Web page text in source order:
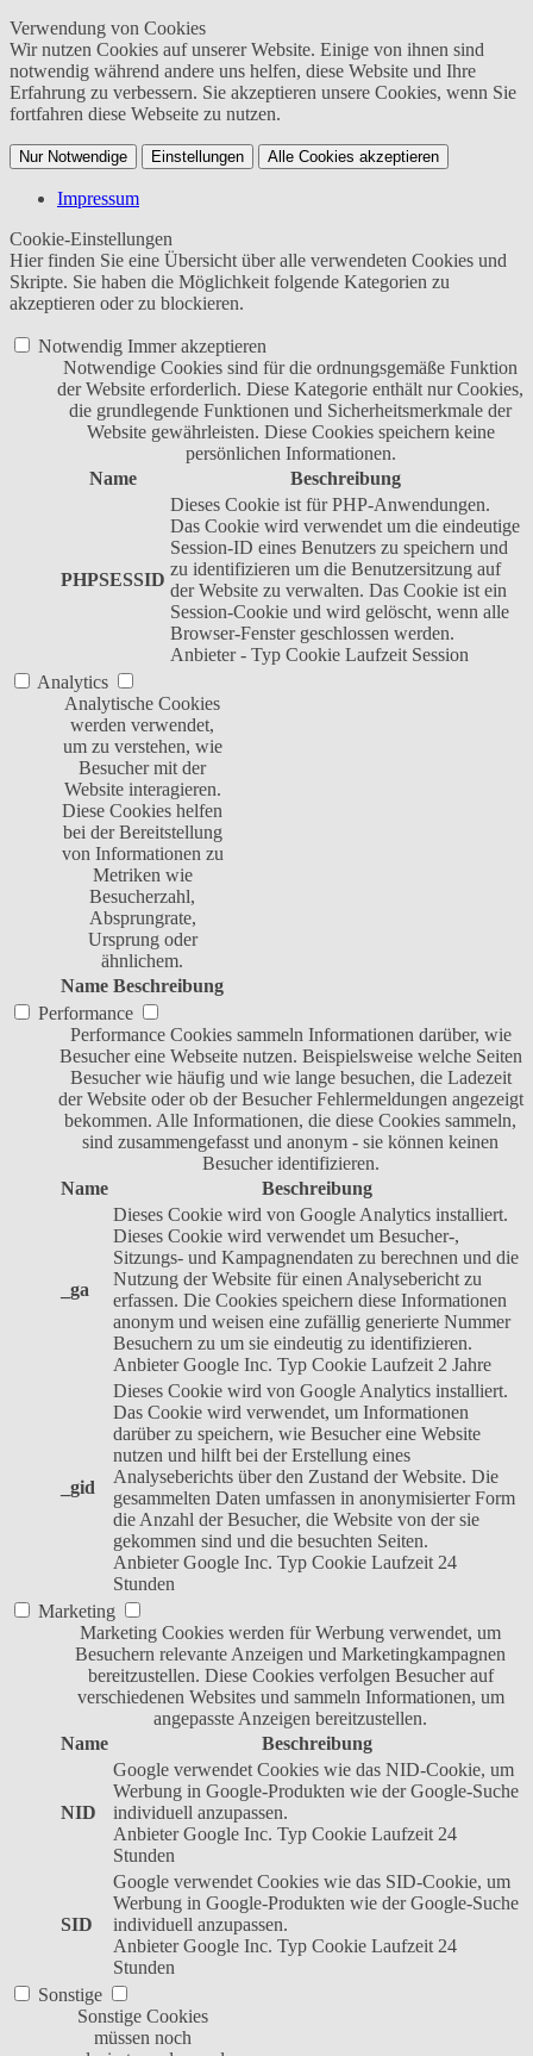
Verwendung von Cookies
Wir nutzen Cookies auf unserer Website. Einige von ihnen sind
notwendig während andere uns helfen, diese Website und Ihre
Erfahrung zu verbessern. Sie akzeptieren unsere Cookies, wenn Sie
fortfahren diese Webseite zu nutzen.
Nur Notwendige Einstellungen Alle Cookies akzeptieren
Impressum
Cookie-Einstellungen
Hier finden Sie eine Übersicht über alle verwendeten Cookies und
Skripte. Sie haben die Möglichkeit folgende Kategorien zu
akzeptieren oder zu blockieren.
Notwendig Immer akzeptieren
Notwendige Cookies sind für die ordnungsgemäße Funktion
der Website erforderlich. Diese Kategorie enthält nur Cookies,
die grundlegende Funktionen und Sicherheitsmerkmale der
Website gewährleisten. Diese Cookies speichern keine
persönlichen Informationen.
Name
Beschreibung
PHPSESSID
Dieses Cookie ist für PHP-Anwendungen.
Das Cookie wird verwendet um die eindeutige
Session-ID eines Benutzers zu speichern und
zu identifizieren um die Benutzersitzung auf
der Website zu verwalten. Das Cookie ist ein
Session-Cookie und wird gelöscht, wenn alle
Browser-Fenster geschlossen werden.
Anbieter - Typ Cookie Laufzeit Session
Analytics
Analytische Cookies
werden verwendet,
um zu verstehen, wie
Besucher mit der
Website interagieren.
Diese Cookies helfen
bei der Bereitstellung
von Informationen zu
Metriken wie
Besucherzahl,
Absprungrate,
Ursprung oder
ähnlichem.
Name Beschreibung
Performance
Performance Cookies sammeln Informationen darüber, wie
Besucher eine Webseite nutzen. Beispielsweise welche Seiten
Besucher wie häufig und wie lange besuchen, die Ladezeit
der Website oder ob der Besucher Fehlermeldungen angezeigt
bekommen. Alle Informationen, die diese Cookies sammeln,
sind zusammengefasst und anonym - sie können keinen
Besucher identifizieren.
Name
Beschreibung
_ga
Dieses Cookie wird von Google Analytics installiert.
Dieses Cookie wird verwendet um Besucher-,
Sitzungs- und Kampagnendaten zu berechnen und die
Nutzung der Website für einen Analysebericht zu
erfassen. Die Cookies speichern diese Informationen
anonym und weisen eine zufällig generierte Nummer
Besuchern zu um sie eindeutig zu identifizieren.
Anbieter Google Inc. Typ Cookie Laufzeit 2 Jahre
_gid
Dieses Cookie wird von Google Analytics installiert.
Das Cookie wird verwendet, um Informationen
darüber zu speichern, wie Besucher eine Website
nutzen und hilft bei der Erstellung eines
Analyseberichts über den Zustand der Website. Die
gesammelten Daten umfassen in anonymisierter Form
die Anzahl der Besucher, die Website von der sie
gekommen sind und die besuchten Seiten.
Anbieter Google Inc. Typ Cookie Laufzeit 24
Stunden
Marketing
Marketing Cookies werden für Werbung verwendet, um
Besuchern relevante Anzeigen und Marketingkampagnen
bereitzustellen. Diese Cookies verfolgen Besucher auf
verschiedenen Websites und sammeln Informationen, um
angepasste Anzeigen bereitzustellen.
Name
Beschreibung
NID
Google verwendet Cookies wie das NID-Cookie, um
Werbung in Google-Produkten wie der Google-Suche
individuell anzupassen.
Anbieter Google Inc. Typ Cookie Laufzeit 24
Stunden
SID
Google verwendet Cookies wie das SID-Cookie, um
Werbung in Google-Produkten wie der Google-Suche
individuell anzupassen.
Anbieter Google Inc. Typ Cookie Laufzeit 24
Stunden
Sonstige
Sonstige Cookies
müssen noch